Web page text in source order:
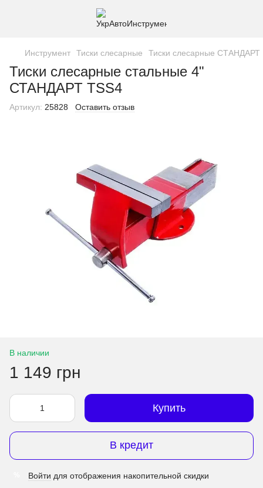
Инструмент Тиски слесарные Тиски слесарные СТАНДАРТ
Тиски слесарные стальные 4"
СТАНДАРТ TSS4
Артикул: 25828 Оставить отзыв
В наличии
1 149 грн
Купить
В кредит
Войти для отображения накопительной скидки